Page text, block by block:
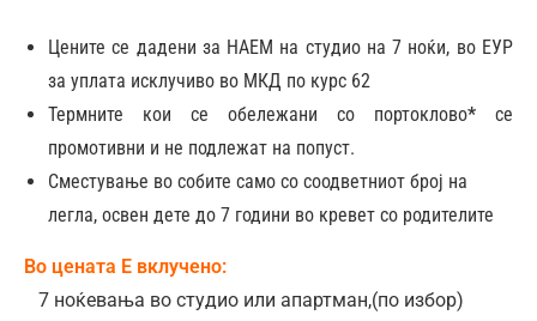
Jul 08
Jul 08 –
Jul 15
€569
Jul 15 –
€589
Jul 22 –
€589
Цените се дадени за НАЕМ на студио на 7 ноќи, во ЕУР
за уплата исклучиво во МКД по курс 62
Термните кои се обележани со портоклово* се
промотивни и не подлежат на попуст.
Сместување во собите само со соодветниот број на
легла, освен дете до 7 години во кревет со родителите
Во цената Е вклучено:
7 ноќевања во студио или апартман,(по избор)